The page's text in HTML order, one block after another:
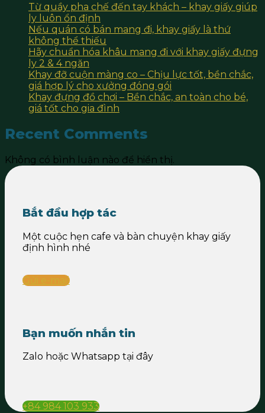
Từ quầy pha chế đến tay khách – khay giấy giúp
ly luôn ổn định
Nếu quán có bán mang đi, khay giấy là thứ
không thể thiếu
Hãy chuẩn hóa khâu mang đi với khay giấy đựng
ly 2 & 4 ngăn
Khay đỡ cuộn màng co – Chịu lực tốt, bền chắc,
giá hợp lý cho xưởng đóng gói
Khay đựng đồ chơi – Bền chắc, an toàn cho bé,
giá tốt cho gia đình
Recent Comments
Không có bình luận nào để hiển thị.
Bắt đầu hợp tác
Một cuộc hẹn cafe và bàn chuyện khay giấy
định hình nhé
Gửi e-mail
Bạn muốn nhắn tin
Zalo hoặc Whatsapp tại đây
+84 984 103 933